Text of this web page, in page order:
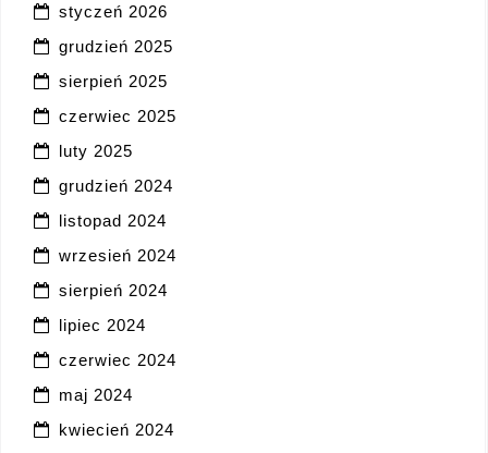
styczeń 2026
grudzień 2025
sierpień 2025
czerwiec 2025
luty 2025
grudzień 2024
listopad 2024
wrzesień 2024
sierpień 2024
lipiec 2024
czerwiec 2024
maj 2024
kwiecień 2024